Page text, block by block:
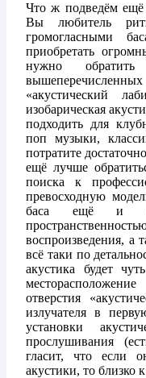
Что ж подведём
Вы любитель
громогласными
приобретать
нужно
«акустический
изобарическая
подходить для
поп музыки,
потратите
ещё лучше
поиска к
превосходную
баса ещё и
воспроизведения, а
всё таки по
акустика будет
отверстия
излучателя в
установки
прослушивания
гласит, что если
акустики, то близко